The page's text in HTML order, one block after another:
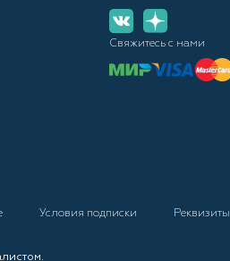
Свяжитесь с нами
Условия подписки Реквизиты